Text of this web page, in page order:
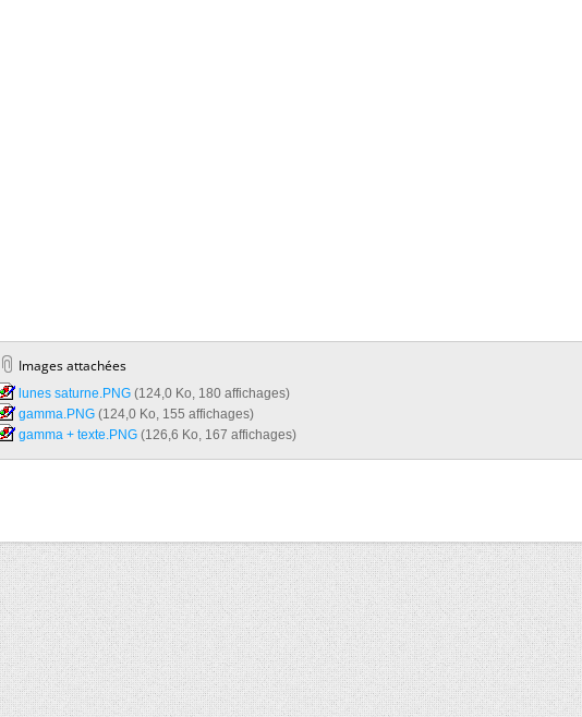
Images attachées
lunes saturne.PNG‎ (124,0 Ko, 180 affichages)
gamma.PNG‎ (124,0 Ko, 155 affichages)
gamma + texte.PNG‎ (126,6 Ko, 167 affichages)